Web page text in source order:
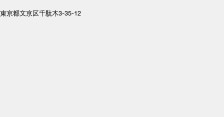
東京都文京区千駄木3-35-12